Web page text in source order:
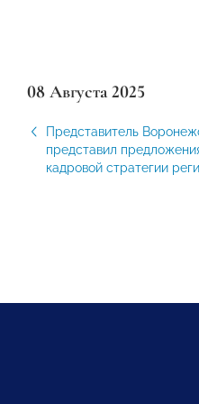
08 Августа 2025
Представитель
представил
кадровой стратегии